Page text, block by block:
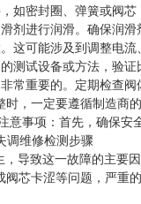
如密封圈、弹簧或阀
剂进行润滑。确保润
这可能涉及到调整电
测试设备或方法，验
常重要的。定期检查
，一定要遵循制造商
意事项：首先，确保安
导致这一故障的主要
芯卡涩等问题，严重